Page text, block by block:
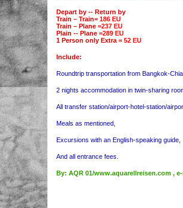
Depart by -- Return by
Train – Train= 186 EU
Train – Plane =237 EU
Plain -- Plane =289 EU
1 Person only Extra = 52 EU
Include:
Roundtrip transportation from Bangkok-
2 nights accommodation in twin-sharing
All transfer station/airport-hotel-station/
Meals as mentioned,
Excursions with an English-speaking guide,
And all entrance fees.
By: AQR 01/www.aquarellreisen.com ,